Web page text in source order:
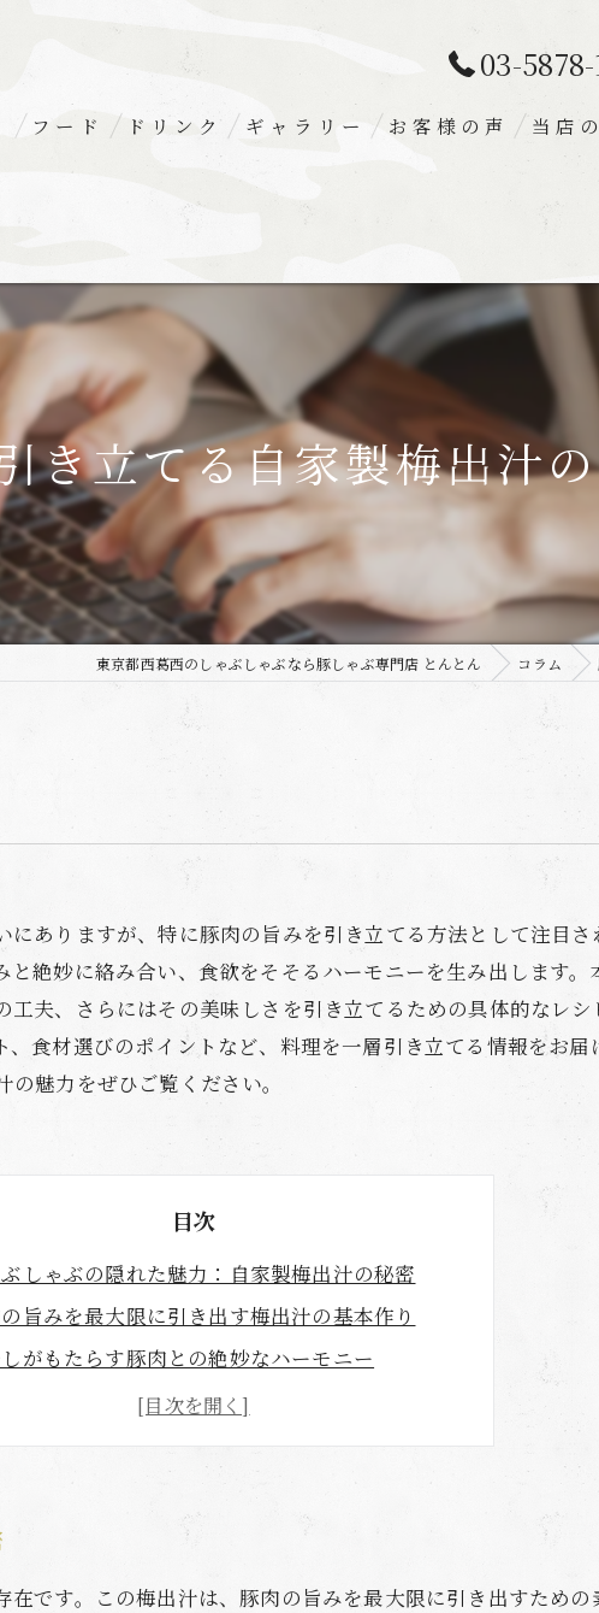
03-
フード ドリンク ギャラリー お客様の声 当店
豚肉
宴会
梅出汁
き立てる自家製梅出汁
東京都西葛西のしゃぶしゃぶなら豚しゃぶ専門店 とんとん コラム
ありますが、特に豚肉の旨みを引き立てる方法として注目
絶妙に絡み合い、食欲をそそるハーモニーを生み出します
夫、さらにはその美味しさを引き立てるための具体的なレ
食材選びのポイントなど、料理を一層引き立てる情報をお
魅力をぜひご覧ください。
目次
ぶしゃぶの隠れた魅力：自家製梅出汁の秘密
旨みを最大限に引き出す梅出汁の基本作り
がもたらす豚肉との絶妙なハーモニー
製梅出汁を使った簡単レシピで更に美味しく！
彩る自家製梅出汁の魅力を再発見
です。この梅出汁は、豚肉の旨みを最大限に引き出すため